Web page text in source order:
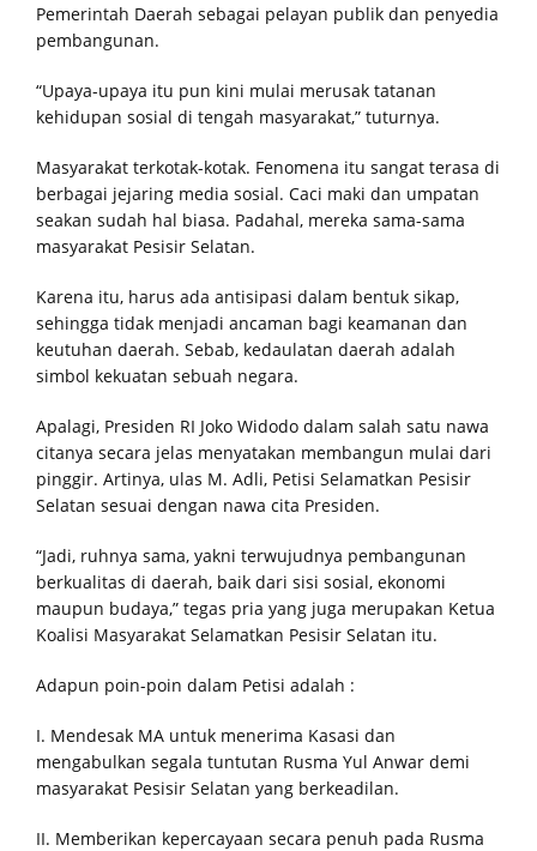
Pemerintah Daerah sebagai pelayan publik dan penyedia
pembangunan.
“Upaya-upaya itu pun kini mulai merusak tatanan
kehidupan sosial di tengah masyarakat,” tuturnya.
Masyarakat terkotak-kotak. Fenomena itu sangat terasa di
berbagai jejaring media sosial. Caci maki dan umpatan
seakan sudah hal biasa. Padahal, mereka sama-sama
masyarakat Pesisir Selatan.
Karena itu, harus ada antisipasi dalam bentuk sikap,
sehingga tidak menjadi ancaman bagi keamanan dan
keutuhan daerah. Sebab, kedaulatan daerah adalah
simbol kekuatan sebuah negara.
Apalagi, Presiden RI Joko Widodo dalam salah satu nawa
citanya secara jelas menyatakan membangun mulai dari
pinggir. Artinya, ulas M. Adli, Petisi Selamatkan Pesisir
Selatan sesuai dengan nawa cita Presiden.
“Jadi, ruhnya sama, yakni terwujudnya pembangunan
berkualitas di daerah, baik dari sisi sosial, ekonomi
maupun budaya,” tegas pria yang juga merupakan Ketua
Koalisi Masyarakat Selamatkan Pesisir Selatan itu.
Adapun poin-poin dalam Petisi adalah :
I. Mendesak MA untuk menerima Kasasi dan
mengabulkan segala tuntutan Rusma Yul Anwar demi
masyarakat Pesisir Selatan yang berkeadilan.
II. Memberikan kepercayaan secara penuh pada Rusma